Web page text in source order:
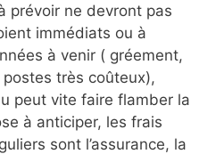
prévoir ne devront pas
immédiats ou à
à venir ( gréement,
très coûteux),
peut vite faire flamber la
à anticiper, les frais
sont l’assurance, la